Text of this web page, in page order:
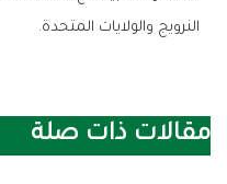
النرويج والولايات المتحدة.
مقالات ذات صلة